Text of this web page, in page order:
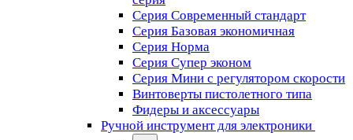
Серия Современный стандарт
Серия Базовая экономичная
Серия Норма
Серия Cупер эконом
Серия Мини с регулятором скорости
Винтоверты пистолетного типа
Фидеры и аксессуары
Ручной инструмент для электроники